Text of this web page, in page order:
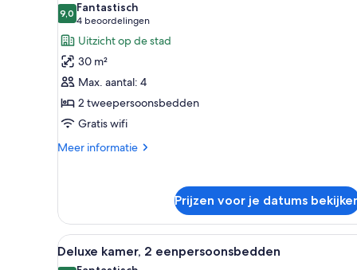
met
slaapbank
(Paris
View)
voor
Familiekamer,
kamers
met
tussendeur
(Classic)
laden
9,09,0 van 10
Fantastisch
4 beoordelingen
(4
beoordelingen)
Uitzicht op de stad
30 m²
Max. aantal: 4
2 tweepersoonsbedden
Gratis wifi
Meer informatie
Meer
met
tussendeur
(Classic)
Prijzen voor je datums
Alle
foto's
Een hotelkamer met twee
7
Deluxe kamer, 2 eenpersoonsbedden